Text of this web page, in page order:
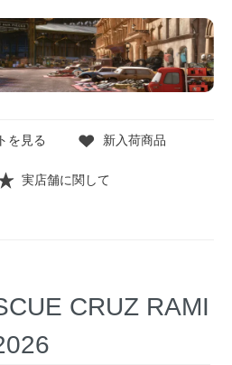
を見る 新入荷商品
実店舗に関して
CRUZ RAMI